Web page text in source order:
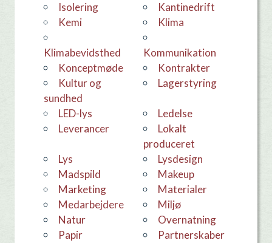
Isolering
Kantinedrift
kemi
Klima
Klimabevidsthed
Kommunikation
konceptmøde
Kontrakter
Kultur og
sundhed
Lagerstyring
LED-lys
Ledelse
leverancer
Lokalt
produceret
Lys
Lysdesign
Madspild
makeup
Marketing
materialer
medarbejdere
Miljø
Natur
overnatning
Papir
Partnerskaber